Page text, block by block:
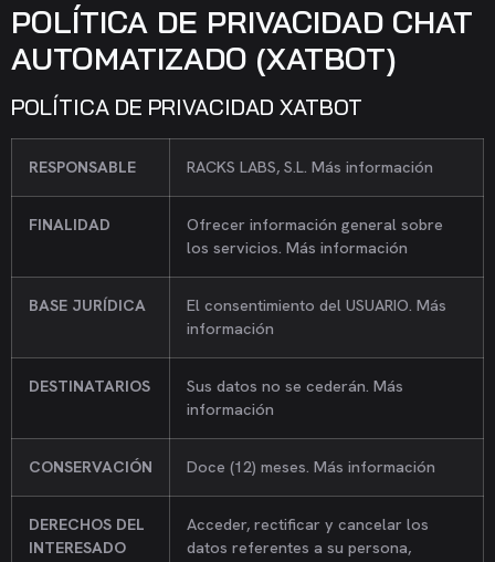
POLÍTICA DE PRIVACIDAD CHAT
AUTOMATIZADO (XATBOT)
POLÍTICA DE PRIVACIDAD XATBOT
RESPONSABLE RACKS LABS, S.L. Más información
FINALIDAD
Ofrecer información general sobre
los servicios. Más información
BASE JURÍDICA
El consentimiento del USUARIO. Más
información
DESTINATARIOS
Sus datos no se cederán. Más
información
CONSERVACIÓN Doce (12) meses. Más información
DERECHOS DEL
INTERESADO
Acceder, rectificar y cancelar los
datos referentes a su persona,